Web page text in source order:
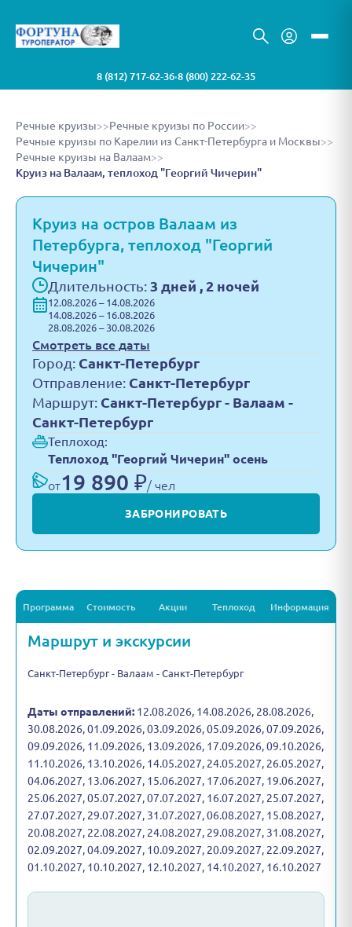
8 (812) 717-62-36•8 (800) 222-62-35
Речные круизы>>Речные круизы по России>>
Речные круизы по Карелии из Санкт-Петербурга и Москвы>>
Речные круизы на Валаам>>
Круиз на Валаам, теплоход "Георгий Чичерин"
Круиз на остров Валаам из
Петербурга, теплоход "Георгий
Чичерин"
Длительность: 3 дней , 2 ночей
12.08.2026 – 14.08.2026
14.08.2026 – 16.08.2026
28.08.2026 – 30.08.2026
Смотреть все даты
Город: Санкт-Петербург
Отправление: Санкт-Петербург
Маршрут: Санкт-Петербург - Валаам -
Санкт-Петербург
Теплоход:
Теплоход "Георгий Чичерин" осень
от19 890 ₽/ чел
ЗАБРОНИРОВАТЬ
Программа Стоимость Акции Теплоход Информация
Маршрут и экскурсии
Санкт-Петербург - Валаам - Санкт-Петербург
Даты отправлений: 12.08.2026, 14.08.2026, 28.08.2026,
30.08.2026, 01.09.2026, 03.09.2026, 05.09.2026, 07.09.2026,
09.09.2026, 11.09.2026, 13.09.2026, 17.09.2026, 09.10.2026,
11.10.2026, 13.10.2026, 14.05.2027, 24.05.2027, 26.05.2027,
04.06.2027, 13.06.2027, 15.06.2027, 17.06.2027, 19.06.2027,
25.06.2027, 05.07.2027, 07.07.2027, 16.07.2027, 25.07.2027,
27.07.2027, 29.07.2027, 31.07.2027, 06.08.2027, 15.08.2027,
20.08.2027, 22.08.2027, 24.08.2027, 29.08.2027, 31.08.2027,
02.09.2027, 04.09.2027, 10.09.2027, 20.09.2027, 22.09.2027,
01.10.2027, 10.10.2027, 12.10.2027, 14.10.2027, 16.10.2027